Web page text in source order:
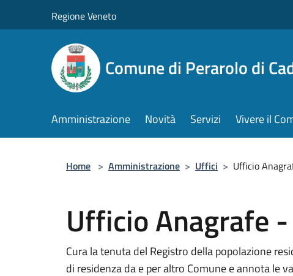
Regione Veneto
Comune di Perarolo di
Amministrazione Novità Servizi Vivere il
Home > Amministrazione > Uffici > Ufficio
Ufficio Anagrafe
Cura la tenuta del Registro della popolazione
di residenza da e per altro Comune e annota le